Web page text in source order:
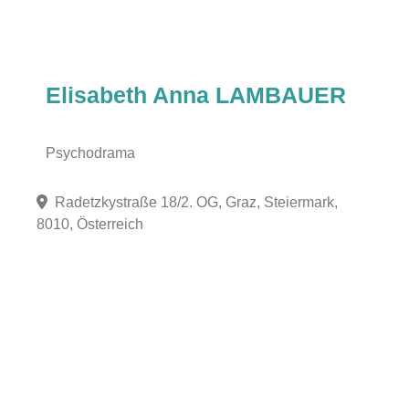
Elisabeth Anna LAMBAUER
Psychodrama
Radetzkystraße 18/2. OG, Graz, Steiermark,
8010, Österreich